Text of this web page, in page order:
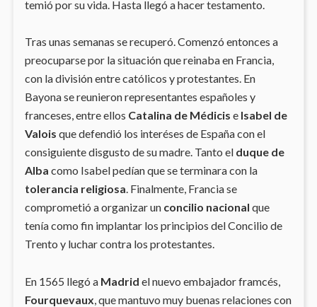
temió por su vida. Hasta llegó a hacer testamento.
Tras unas semanas se recuperó. Comenzó entonces a
preocuparse por la situación que reinaba en Francia,
con la división entre católicos y protestantes. En
Bayona se reunieron representantes españoles y
franceses, entre ellos Catalina de Médicis e Isabel de
Valois que defendió los interéses de España con el
consiguiente disgusto de su madre. Tanto el duque de
Alba como Isabel pedían que se terminara con la
tolerancia religiosa. Finalmente, Francia se
comprometió a organizar un concilio nacional que
tenía como fin implantar los principios del Concilio de
Trento y luchar contra los protestantes.
En 1565 llegó a Madrid el nuevo embajador framcés,
Fourquevaux, que mantuvo muy buenas relaciones con